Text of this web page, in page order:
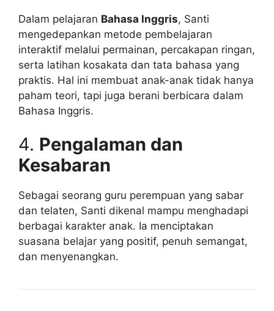
Dalam pelajaran Bahasa Inggris, Santi
mengedepankan metode pembelajaran
interaktif melalui permainan, percakapan ringan,
serta latihan kosakata dan tata bahasa yang
praktis. Hal ini membuat anak-anak tidak hanya
paham teori, tapi juga berani berbicara dalam
Bahasa Inggris.
4. Pengalaman dan
Kesabaran
Sebagai seorang guru perempuan yang sabar
dan telaten, Santi dikenal mampu menghadapi
berbagai karakter anak. Ia menciptakan
suasana belajar yang positif, penuh semangat,
dan menyenangkan.